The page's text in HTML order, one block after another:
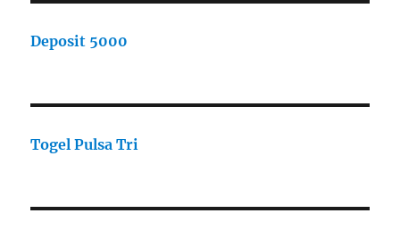
Deposit 5000
Togel Pulsa Tri